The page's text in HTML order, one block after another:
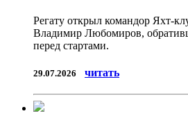
Регату открыл командор Яхт-
Владимир Любомиров,
перед стартами.
29.07.2026 читать